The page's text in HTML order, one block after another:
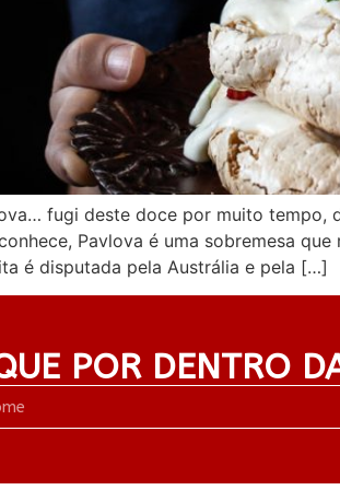
fugi deste doce por muito tempo,
Pavlova é uma sobremesa
é disputada pela Austrália e pela […]
POR DENTRO